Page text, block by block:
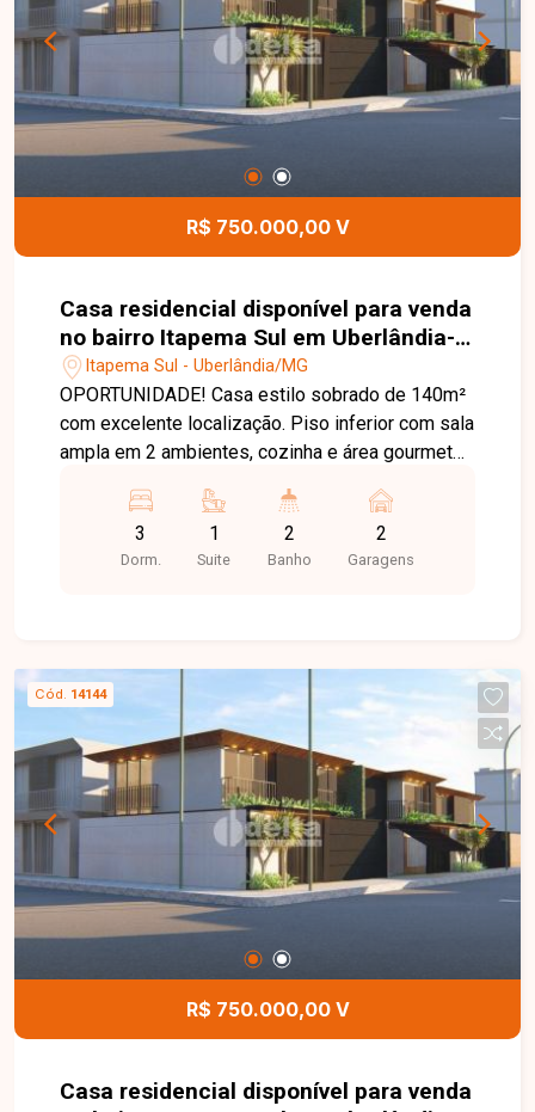
Temos 3 unidades para te receber, no Centro,
Zona Sul ou Zona Leste: Av. João Naves de Ávila,
257 - Centro Rua Rafael Marino Neto, 135 -
Jardim Karaíba Av. Dr. Laerte Vieira Gonçalves,
607 ? Santa Mônica
R$ 750.000,00 V
Casa residencial disponível para venda
no bairro Itapema Sul em Uberlândia-
MGItapema Sul - Uberlândia/MG
OPORTUNIDADE! Casa estilo sobrado de 140m²
com excelente localização. Piso inferior com sala
ampla em 2 ambientes, cozinha e área gourmet
com 3 quartos sendo uma suíte. Agende agora
mesmo uma visita e venha conhecer
pessoalmente todos os detalhes deste incrível
WhatsApp no número (34) 3230-9900 ou venha
conhecer nosso espaço e conversar
pessoalmente com um consultor que irá te
auxiliar na busca pelo imóvel que você busca.
Temos 3 unidades para te receber, no Centro,
Zona Sul ou Zona Leste: Av. João Naves de Ávila,
257 - Centro Rua Rafael Marino Neto, 135 -
Jardim Karaíba Av. Dr. Laerte Vieira Gonçalves,
607 ? Santa Mônica
3
Dorm.
1
Suite
2
Banho
2
Garagens
Cód. 14144
R$ 750.000,00 V
Casa residencial disponível para venda